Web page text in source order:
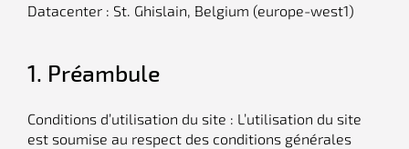
Datacenter : St. Ghislain, Belgium (europe-west1)
1. Préambule
Conditions d’utilisation du site : L’utilisation du site
est soumise au respect des conditions générales